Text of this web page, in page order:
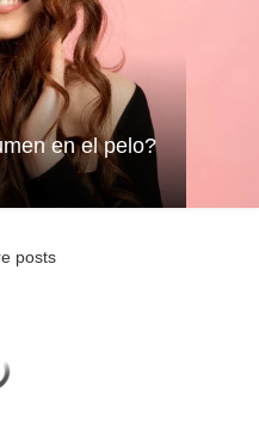
en el pelo?
posts